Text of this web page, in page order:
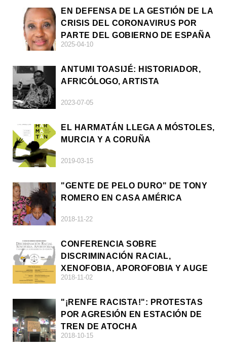
EN DEFENSA DE LA GESTIÓN DE LA
CRISIS DEL CORONAVIRUS POR
PARTE DEL GOBIERNO DE ESPAÑA
2025-04-10
ANTUMI TOASIJÉ: HISTORIADOR,
AFRICÓLOGO, ARTISTA
2023-07-05
EL HARMATÁN LLEGA A MÓSTOLES,
MURCIA Y A CORUÑA
2019-03-15
"GENTE DE PELO DURO" DE TONY
ROMERO EN CASA AMÉRICA
2018-11-22
CONFERENCIA SOBRE
DISCRIMINACIÓN RACIAL,
XENOFOBIA, APOROFOBIA Y AUGE
DE LA ULTRADERECHA EN EUROPA
2018-11-02
"¡RENFE RACISTA!": PROTESTAS
POR AGRESIÓN EN ESTACIÓN DE
TREN DE ATOCHA
2018-10-15